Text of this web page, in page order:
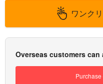
ワンク
Overseas customers